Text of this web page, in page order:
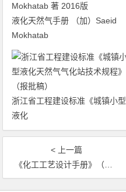
液化天然气手册 （加）Saeid
Mokhatab
浙江省工程建设标准《城镇小型
液化
< 上一篇
《化工工艺设计手册》（第四版）分为上、下两册